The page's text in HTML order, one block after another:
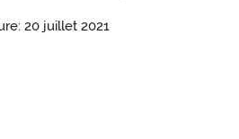
20 juillet 2021